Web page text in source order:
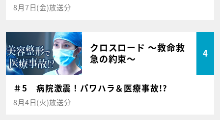
8月7日(金)放送分
クロスロード ～救命救
急の約束～
4
＃5 病院激震！パワハラ＆医療事故!?
8月4日(火)放送分